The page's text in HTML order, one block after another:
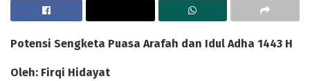
Potensi Sengketa Puasa Arafah dan Idul Adha 1443 H
Oleh: Firqi Hidayat